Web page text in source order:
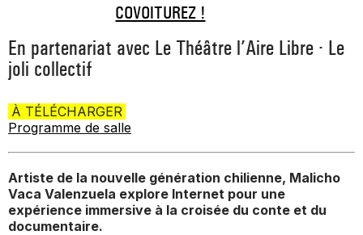
COVOITUREZ !
En partenariat avec Le Théâtre l’Aire Libre · Le
joli collectif
À TÉLÉCHARGER
Programme de salle
Artiste de la nouvelle génération chilienne, Malicho
Vaca Valenzuela explore Internet pour une
expérience immersive à la croisée du conte et du
documentaire.